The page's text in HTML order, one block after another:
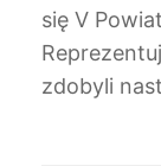
się V
zdobyli